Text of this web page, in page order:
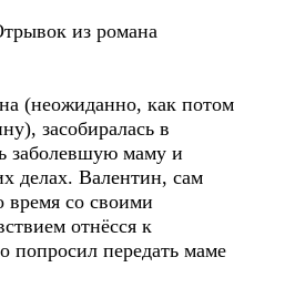
из романа
(неожиданно, как потом
засобиралась в
заболевшую маму и
делах. Валентин, сам
время со своими
отнёсся к
попросил передать маме